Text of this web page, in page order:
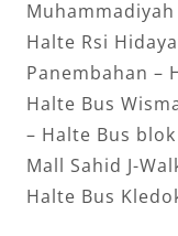
Muhammadiyah
Halte Rsi
Panembahan –
Halte Bus
– Halte Bus
Mall Sahid J-
Halte Bus